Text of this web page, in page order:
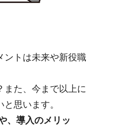
ントは未来や新役職
また、今まで以上に
思います。
、導入のメリッ